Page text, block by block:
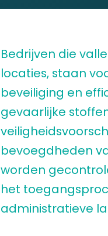
Bedrijven die
locaties, staan
beveiliging en
gevaarlijke
bevoegdheden
worden
het
administratieve